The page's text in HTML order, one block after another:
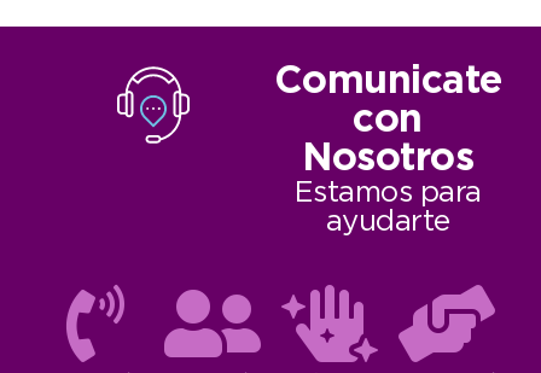
Comunicate
con
Nosotros
Estamos para
ayudarte